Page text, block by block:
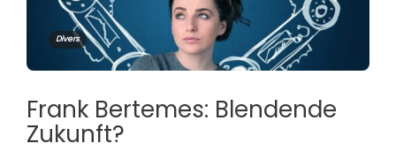
Divers
Frank Bertemes: Blendende
Zukunft?